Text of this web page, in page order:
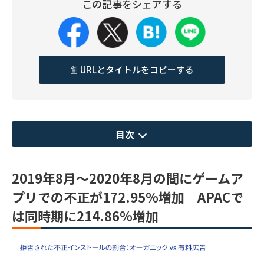
この記事をシェアする
URLとタイトルをコピーする
目次
2019年8月〜2020年8月の間にゲームア
プリでの不正が172.95%増加 APACで
は同時期に214.86%増加